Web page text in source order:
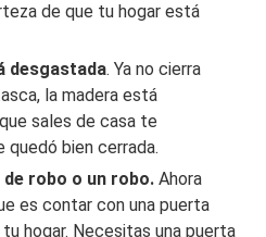
de que tu hogar está
desgastada. Ya no cierra
la madera está
sales de casa te
bien cerrada.
robo o un robo. Ahora
es contar con una puerta
hogar. Necesitas una puerta